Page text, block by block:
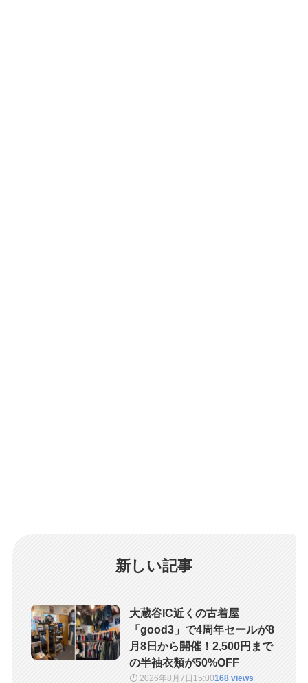
新しい記事
大蔵谷IC近くの古着屋
「good3」で4周年セールが8
月8日から開催！2,500円まで
の半袖衣類が50%OFF
2026年8月7日 15:00168 views